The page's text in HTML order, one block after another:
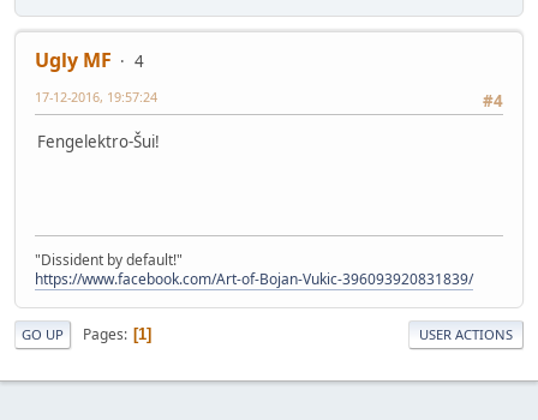
Ugly MF
4
#4
17-12-2016, 19:57:24
Fengelektro-Šui!
"Dissident by default!"
https://www.facebook.com/Art-of-Bojan-Vukic-396093920831839/
GO UP Pages 1 USER ACTIONS